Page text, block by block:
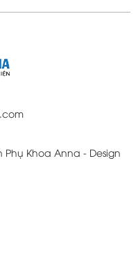
Phụ Khoa Anna - Design